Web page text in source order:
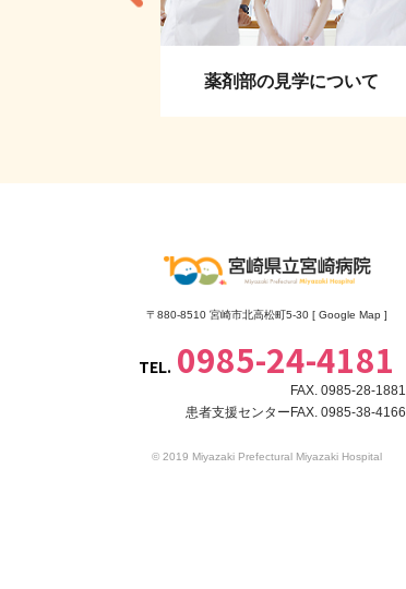
薬剤部の見学について
〒880-8510 宮崎市北高松町5-30 [ Google Map ]
TEL. 0985-24-4181
FAX. 0985-28-1881
患者支援センターFAX. 0985-38-4166
© 2019 Miyazaki Prefectural Miyazaki Hospital